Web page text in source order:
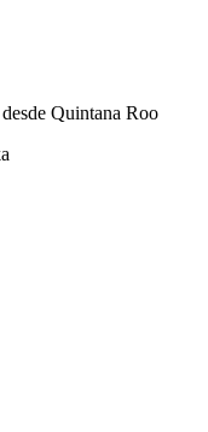
Quintana Roo